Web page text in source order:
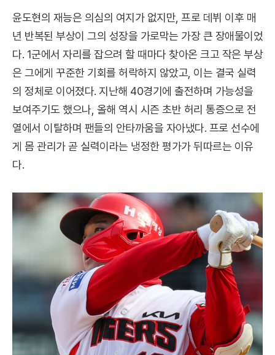
윤도현의 재능은 의심의 여지가 없지만, 프로 데뷔 이후 매
년 반복된 부상이 그의 성장을 가로막는 가장 큰 장애물이었
다. 1군에서 자리를 잡으려 할 때마다 찾아온 크고 작은 부상
은 그에게 꾸준한 기회를 허락하지 않았고, 이는 결국 실력
의 정체로 이어졌다. 지난해 40경기에 출전하며 가능성을
보여주기도 했으나, 올해 역시 시즌 초반 허리 통증으로 전
열에서 이탈하며 팬들의 안타까움을 자아냈다. 프로 선수에
게 몸 관리가 곧 실력이라는 냉정한 평가가 뒤따르는 이유
다.